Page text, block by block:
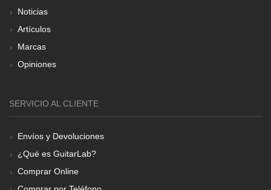
Noticias
Artículos
Marcas
Opiniones
SERVICIO AL CLIENTE
Envíos y Devoluciones
¿Qué es GuitarLab?
Comprar Online